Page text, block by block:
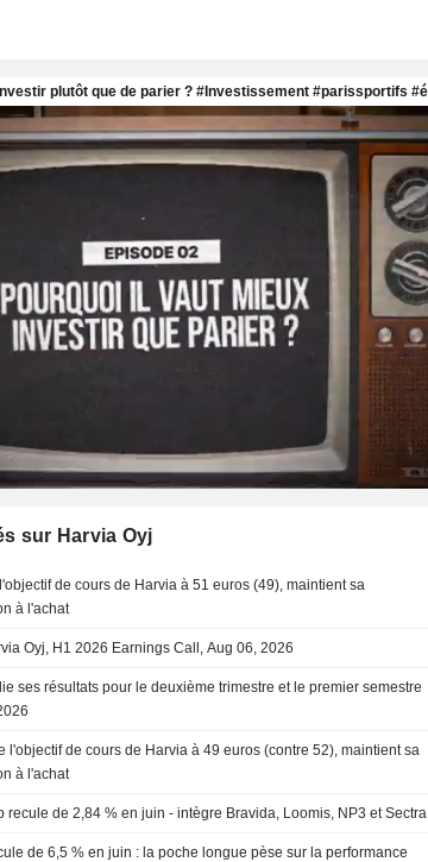
sur Harvia Oyj
de cours de Harvia à 51 euros (49), maintient sa
à l'achat
Oyj, H1 2026 Earnings Call, Aug 06, 2026
ses résultats pour le deuxième trimestre et le premier semestre
l'objectif de cours de Harvia à 49 euros (contre 52), maintient sa
à l'achat
recule de 2,84 % en juin - intègre Bravida, Loomis, NP3 et Sectra
de 6,5 % en juin : la poche longue pèse sur la performance